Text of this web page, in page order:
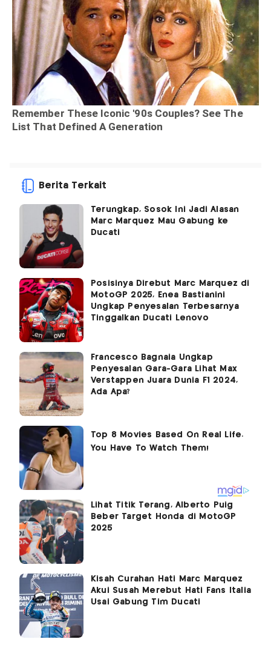
Berita Terkait
Terungkap, Sosok Ini Jadi Alasan
Marc Marquez Mau Gabung ke
Ducati
Posisinya Direbut Marc Marquez di
MotoGP 2025, Enea Bastianini
Ungkap Penyesalan Terbesarnya
Tinggalkan Ducati Lenovo
Francesco Bagnaia Ungkap
Penyesalan Gara-Gara Lihat Max
Verstappen Juara Dunia F1 2024,
Ada Apa?
Lihat Titik Terang, Alberto Puig
Beber Target Honda di MotoGP
2025
Kisah Curahan Hati Marc Marquez
Akui Susah Merebut Hati Fans Italia
Usai Gabung Tim Ducati